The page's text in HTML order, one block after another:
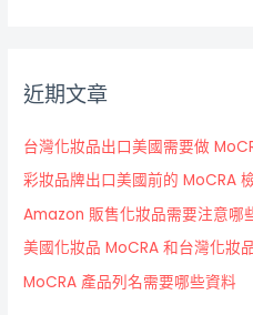
近期文章
台灣化妝品出口美國需要做
彩妝品牌出口美國前的 MoCRA
Amazon 販售化妝品需要注意哪
美國化妝品 MoCRA 和台灣化妝
MoCRA 產品列名需要哪些資料